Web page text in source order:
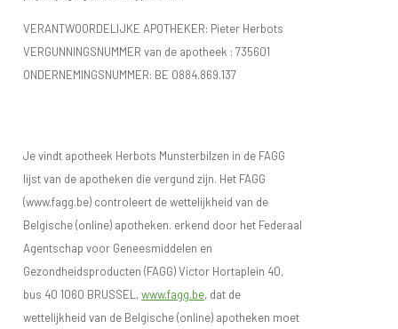
VERANTWOORDELIJKE APOTHEKER: Pieter Herbots
VERGUNNINGSNUMMER van de apotheek : 735601
ONDERNEMINGSNUMMER: BE 0884.869.137
Je vindt apotheek Herbots Munsterbilzen in de FAGG
lijst van de apotheken die vergund zijn. Het FAGG
(www.fagg.be) controleert de wettelijkheid van de
Belgische (online) apotheken. erkend door het Federaal
Agentschap voor Geneesmiddelen en
Gezondheidsproducten (FAGG) Victor Hortaplein 40,
bus 40 1060 BRUSSEL,www.fagg.be, dat de
wettelijkheid van de Belgische (online) apotheken moet